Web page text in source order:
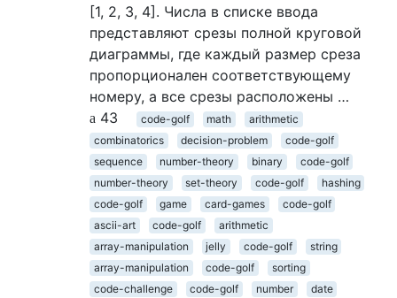
[1, 2, 3, 4]. Числа в списке ввода
представляют срезы полной круговой
диаграммы, где каждый размер среза
пропорционален соответствующему
номеру, а все срезы расположены …
43
code-golf math
arithmetic
combinatorics
decision-problem
code-golf
sequence
number-theory binary
code-golf
number-theory
set-theory code-golf
hashing
code-golf
game card-games
code-golf
ascii-art
code-golf
arithmetic
array-manipulation
jelly code-golf
string
array-manipulation
code-golf
sorting
code-challenge
code-golf number
date